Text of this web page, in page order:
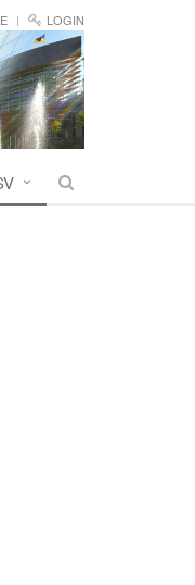
LOGIN